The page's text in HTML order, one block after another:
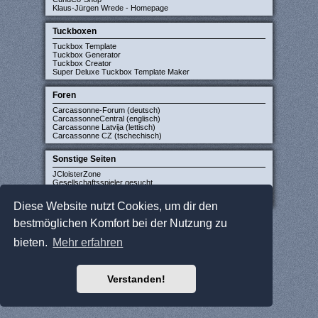
Diese Website nutzt Cookies, um dir den
bestmöglichen Komfort bei der Nutzung zu
bieten. Mehr erfahren
Verstanden!
Klaus-Jürgen Wrede - Homepage
Tuckboxen
Tuckbox Template
Tuckbox Generator
Tuckbox Creator
Super Deluxe Tuckbox Template Maker
Foren
Carcassonne-Forum (deutsch)
CarcassonneCentral (englisch)
Carcassonne Latvija (lettisch)
Carcassonne CZ (tschechisch)
Sonstige Seiten
JCloisterZone
Gesellschaftsspieler gesucht